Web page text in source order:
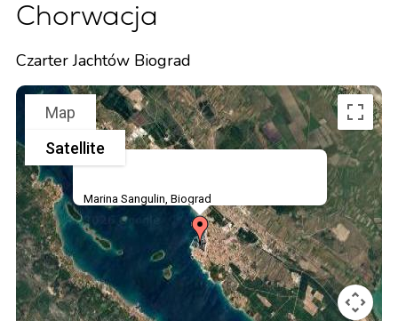
Chorwacja
Czarter Jachtów Biograd
Marina Sangulin, Biograd
Map
Satellite